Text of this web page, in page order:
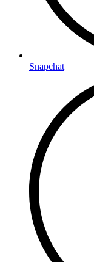
Snapchat